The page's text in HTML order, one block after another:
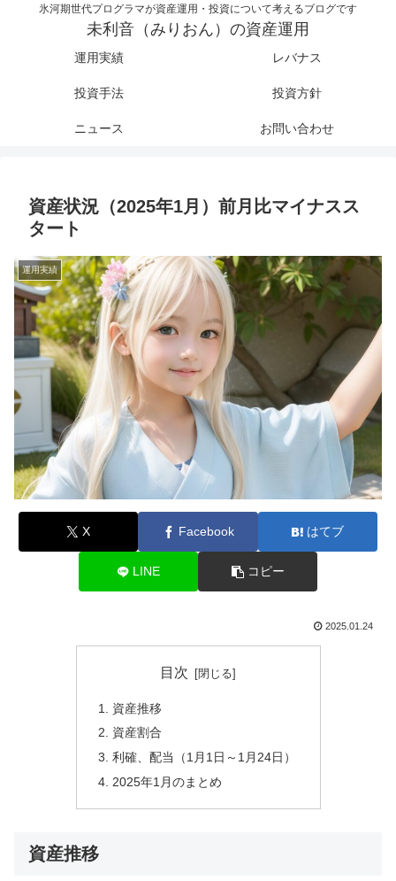
氷河期世代プログラマが資産運用・投資について考えるブログです
未利音（みりおん）の資産運用
運用実績 レバナス
投資手法 投資方針
ニュース お問い合わせ
資産状況（2025年1月）前月比マイナスス
タート
運用実績
X Facebook はてブ
LINE コピー
2025.01.24
目次
資産推移
資産割合
利確、配当（1月1日～1月24日）
2025年1月のまとめ
資産推移